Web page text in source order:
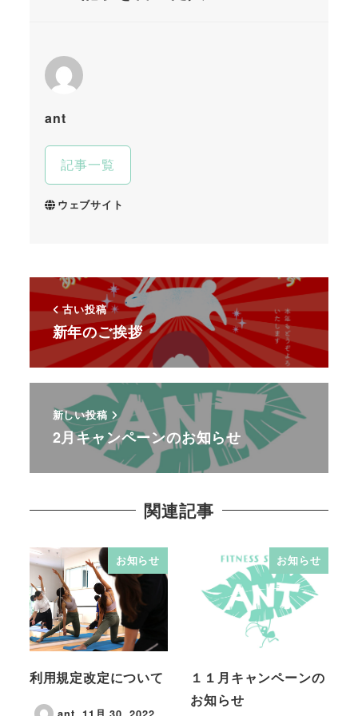
ant
記事一覧
ウェブサイト
古い投稿
新年のご挨拶
新しい投稿
2月キャンペーンのお知らせ
関連記事
お知らせ
利用規定改定について
お知らせ
１１月キャンペーンの
お知らせ